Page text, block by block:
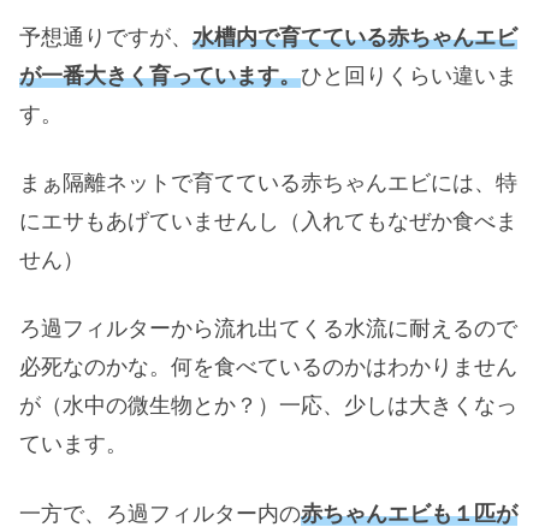
予想通りですが、 水槽内で育てている赤ちゃんエビ
が一番大きく育っています。ひと回りくらい違いま
す。
まぁ隔離ネットで育てている赤ちゃんエビには、特
にエサもあげていませんし（入れてもなぜか食べま
せん）
ろ過フィルターから流れ出てくる水流に耐えるので
必死なのかな。何を食べているのかはわかりません
が（水中の微生物とか？）一応、少しは大きくなっ
ています。
一方で、ろ過フィルター内の赤ちゃんエビも１匹が